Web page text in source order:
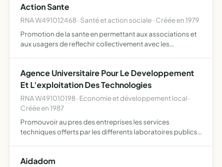
Action Sante
RNA W491012468 · Santé et action sociale · Créée en 1979
Promotion de la sante en permettant aux associations et
aux usagers de reflechir collectivement avec les
Agence Universitaire Pour Le Developpement
Et L'exploitation Des Technologies
RNA W491010198 · Economie et développement local ·
Créée en 1987
Promouvoir au pres des entreprises les services
techniques offerts par les differents laboratoires publics
Aidadom